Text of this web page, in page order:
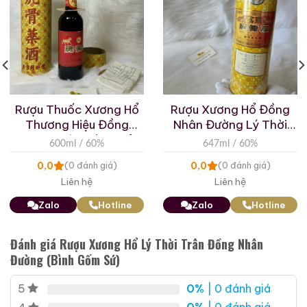
toàn đối với việc buôn bán sừng tê giác và xương hổ.
Điều 3 quy định: “Các tiêu chuẩn dược liệu đối với
sừng tê giác và xương hổ bị bãi bỏ, việc sử dụng sừng
tê giác và xương hổ trong y học bị cấm. Tất cả các
chế phẩm thuốc Đông y có chứa thành phần sừng tê
giác và xương hổ đã được sản xuất phải được niêm
phong trong vòng sáu tháng kể từ ngày thông báo
này và việc buôn bán chúng bị cấm.” Do đó, việc sản
xuất và buôn bán rượu xương hổ đã chấm dứt trên
toàn quốc.
Những loại rượu xương hổ Tongrentang chính hiệu mà
chúng ta thấy và sưu tầm ngày nay đều là tàn tích từ
thời đó.
Nguồn gốc lịch sử và biểu tượng Lý Thời Trân
Tên gọiLý Thời Trân (李时珍)
là biểu tượng tối thượng
của y học cổ truyền Trung Quốc. Ông là tác giả của
Bản Thảo Cương Mục
, bộ dược điển vĩ đại được coi là
Rượu Thuốc Xương Hổ
Thương Hiệu Đồng
Nhân Đường (Đã Mở
600ml / 60%
0,0 (0 đánh giá)
Liên hệ
Zalo Hotline
Rượu Xương Hổ Đồng
Nhân Đường Lý Thời
Trân 647ml
647ml / 60%
0,0 (0 đánh giá)
Liên hệ
Zalo Hotline
Đánh giá Rượu Xương Hổ Lý Thời Trân Đồng Nhân
Đường (Bình Gốm Sứ)
5 0% | 0 đánh giá